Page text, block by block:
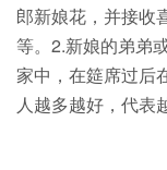
郎新娘花，并接收
等。2.新娘的弟弟
家中，在筵席过后
人越多越好，代表